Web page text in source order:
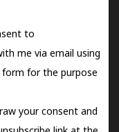
to
me via email using
for the purpose
your consent and